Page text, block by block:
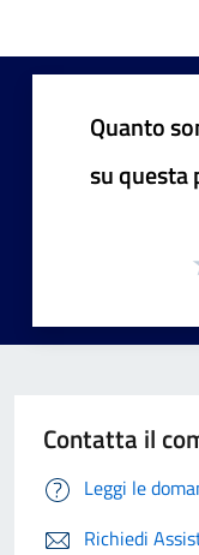
Quanto
su questa
Contatta il
Leggi le
Richiedi